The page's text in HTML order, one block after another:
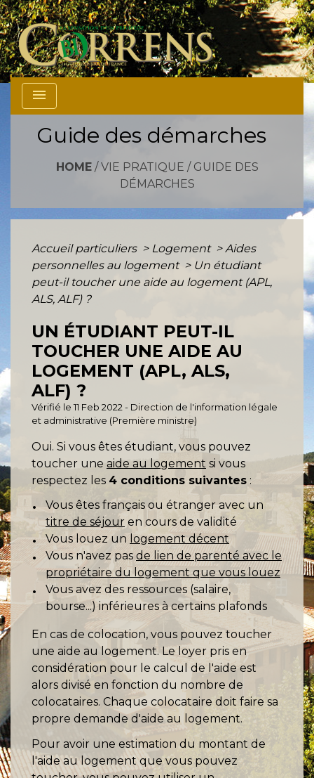
menu
Guide des démarches
HOME/ VIE PRATIQUE / GUIDE DES
DÉMARCHES
Accueil particuliers > Logement > Aides
personnelles au logement > Un étudiant
peut-il toucher une aide au logement (APL,
ALS, ALF) ?
UN ÉTUDIANT PEUT-IL
TOUCHER UNE AIDE AU
LOGEMENT (APL, ALS,
ALF) ?
Vérifié le 11 Feb 2022 - Direction de l'information légale
et administrative (Première ministre)
Oui. Si vous êtes étudiant, vous pouvez
toucher une aide au logement si vous
respectez les 4 conditions suivantes :
Vous êtes français ou étranger avec un
titre de séjour en cours de validité
Vous louez un logement décent
Vous n'avez pas de lien de parenté avec le
propriétaire du logement que vous louez
Vous avez des ressources (salaire,
bourse...) inférieures à certains plafonds
En cas de colocation, vous pouvez toucher
une aide au logement. Le loyer pris en
considération pour le calcul de l'aide est
alors divisé en fonction du nombre de
colocataires. Chaque colocataire doit faire sa
propre demande d'aide au logement.
Pour avoir une estimation du montant de
l'aide au logement que vous pouvez